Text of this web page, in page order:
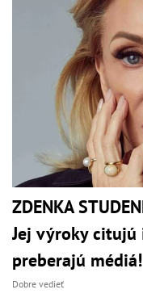
ZDENKA
Jej výroky citujú
preberajú médiá!
Dobre vedieť